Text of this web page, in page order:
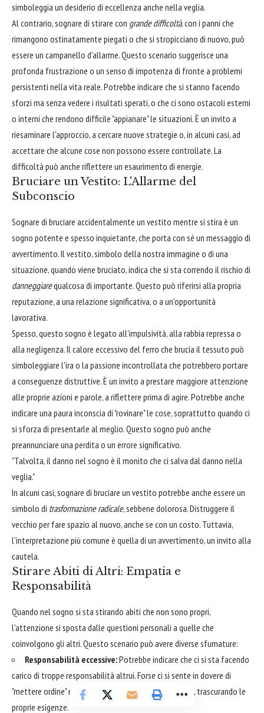
simboleggia un desiderio di eccellenza anche nella veglia.
Al contrario, sognare di stirare con grande difficoltà, con i panni che
rimangono ostinatamente piegati o che si stropicciano di nuovo, può
essere un campanello d'allarme. Questo scenario suggerisce una
profonda frustrazione o un senso di impotenza di fronte a problemi
persistenti nella vita reale. Potrebbe indicare che si stanno facendo
sforzi ma senza vedere i risultati sperati, o che ci sono ostacoli esterni
o interni che rendono difficile "appianare" le situazioni. È un invito a
riesaminare l'approccio, a cercare nuove strategie o, in alcuni casi, ad
accettare che alcune cose non possono essere controllate. La
difficoltà può anche riflettere un esaurimento di energie.
Bruciare un Vestito: L'Allarme del
Subconscio
Sognare di bruciare accidentalmente un vestito mentre si stira è un
sogno potente e spesso inquietante, che porta con sé un messaggio di
avvertimento. Il vestito, simbolo della nostra immagine o di una
situazione, quando viene bruciato, indica che si sta correndo il rischio di
danneggiarequalcosa di importante. Questo può riferirsi alla propria
reputazione, a una relazione significativa, o a un'opportunità
lavorativa.
Spesso, questo sogno è legato all'impulsività, alla rabbia repressa o
alla negligenza. Il calore eccessivo del ferro che brucia il tessuto può
simboleggiare l'ira o la passione incontrollata che potrebbero portare
a conseguenze distruttive. È un invito a prestare maggiore attenzione
alle proprie azioni e parole, a riflettere prima di agire. Potrebbe anche
indicare una paura inconscia di "rovinare" le cose, soprattutto quando ci
si sforza di presentarle al meglio. Questo sogno può anche
preannunciare una perdita o un errore significativo.
"Talvolta, il danno nel sogno è il monito che ci salva dal danno nella
veglia."
In alcuni casi, sognare di bruciare un vestito potrebbe anche essere un
simbolo di trasformazione radicale, sebbene dolorosa. Distruggere il
vecchio per fare spazio al nuovo, anche se con un costo. Tuttavia,
l'interpretazione più comune è quella di un avvertimento, un invito alla
cautela.
Stirare Abiti di Altri: Empatia e
Responsabilità
Quando nel sogno si sta stirando abiti che non sono propri,
l'attenzione si sposta dalle questioni personali a quelle che
coinvolgono gli altri. Questo scenario può avere diverse sfumature:
Responsabilità eccessive:Potrebbe indicare che ci si sta facendo
carico di troppe responsabilità altrui. Forse ci si sente in dovere di
"mettere ordine" nelle vite di amici, familiari o colleghi, trascurando le
proprie esigenze.